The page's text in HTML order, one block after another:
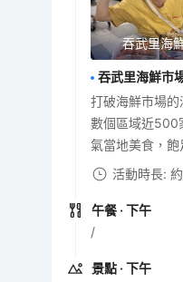
吞武里海
吞武里海鮮市
打破海鮮市場
數個區域近500
氣當地美食，飽
活動時長:
午餐 · 下午
/
景點 · 下午